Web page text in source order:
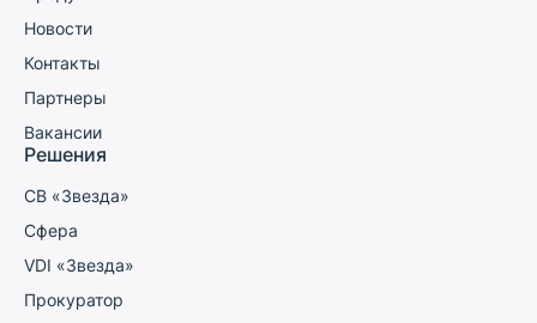
Новости
Контакты
Партнеры
Вакансии
Решения
СВ «Звезда»
Сфера
VDI «Звезда»
Прокуратор